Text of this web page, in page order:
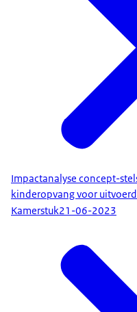
Impactanalyse concept-
kinderopvang voor
Kamerstuk21-06-2023